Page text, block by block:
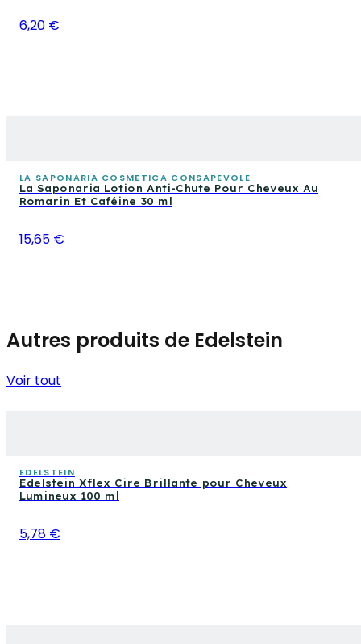
6,20 €
LA SAPONARIA COSMETICA CONSAPEVOLE
La Saponaria Lotion Anti-Chute Pour Cheveux Au
Romarin Et Caféine 30 ml
15,65 €
Autres produits de Edelstein
Voir tout
EDELSTEIN
Edelstein Xflex Cire Brillante pour Cheveux
Lumineux 100 ml
5,78 €